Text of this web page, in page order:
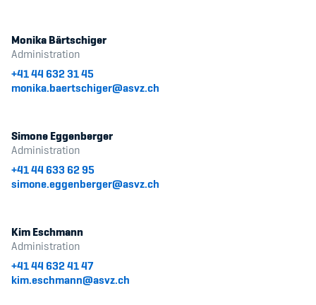
Monika Bärtschiger
Administration
+41 44 632 31 45
monika.baertschiger@asvz.ch
Simone Eggenberger
Administration
+41 44 633 62 95
simone.eggenberger@asvz.ch
Kim Eschmann
Administration
+41 44 632 41 47
kim.eschmann@asvz.ch